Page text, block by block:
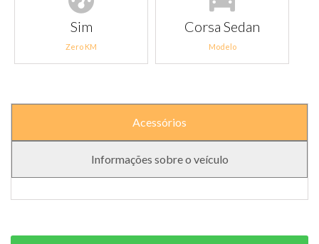
Sim
Zero KM
Corsa Sedan
Modelo
Acessórios
Informações sobre o veículo